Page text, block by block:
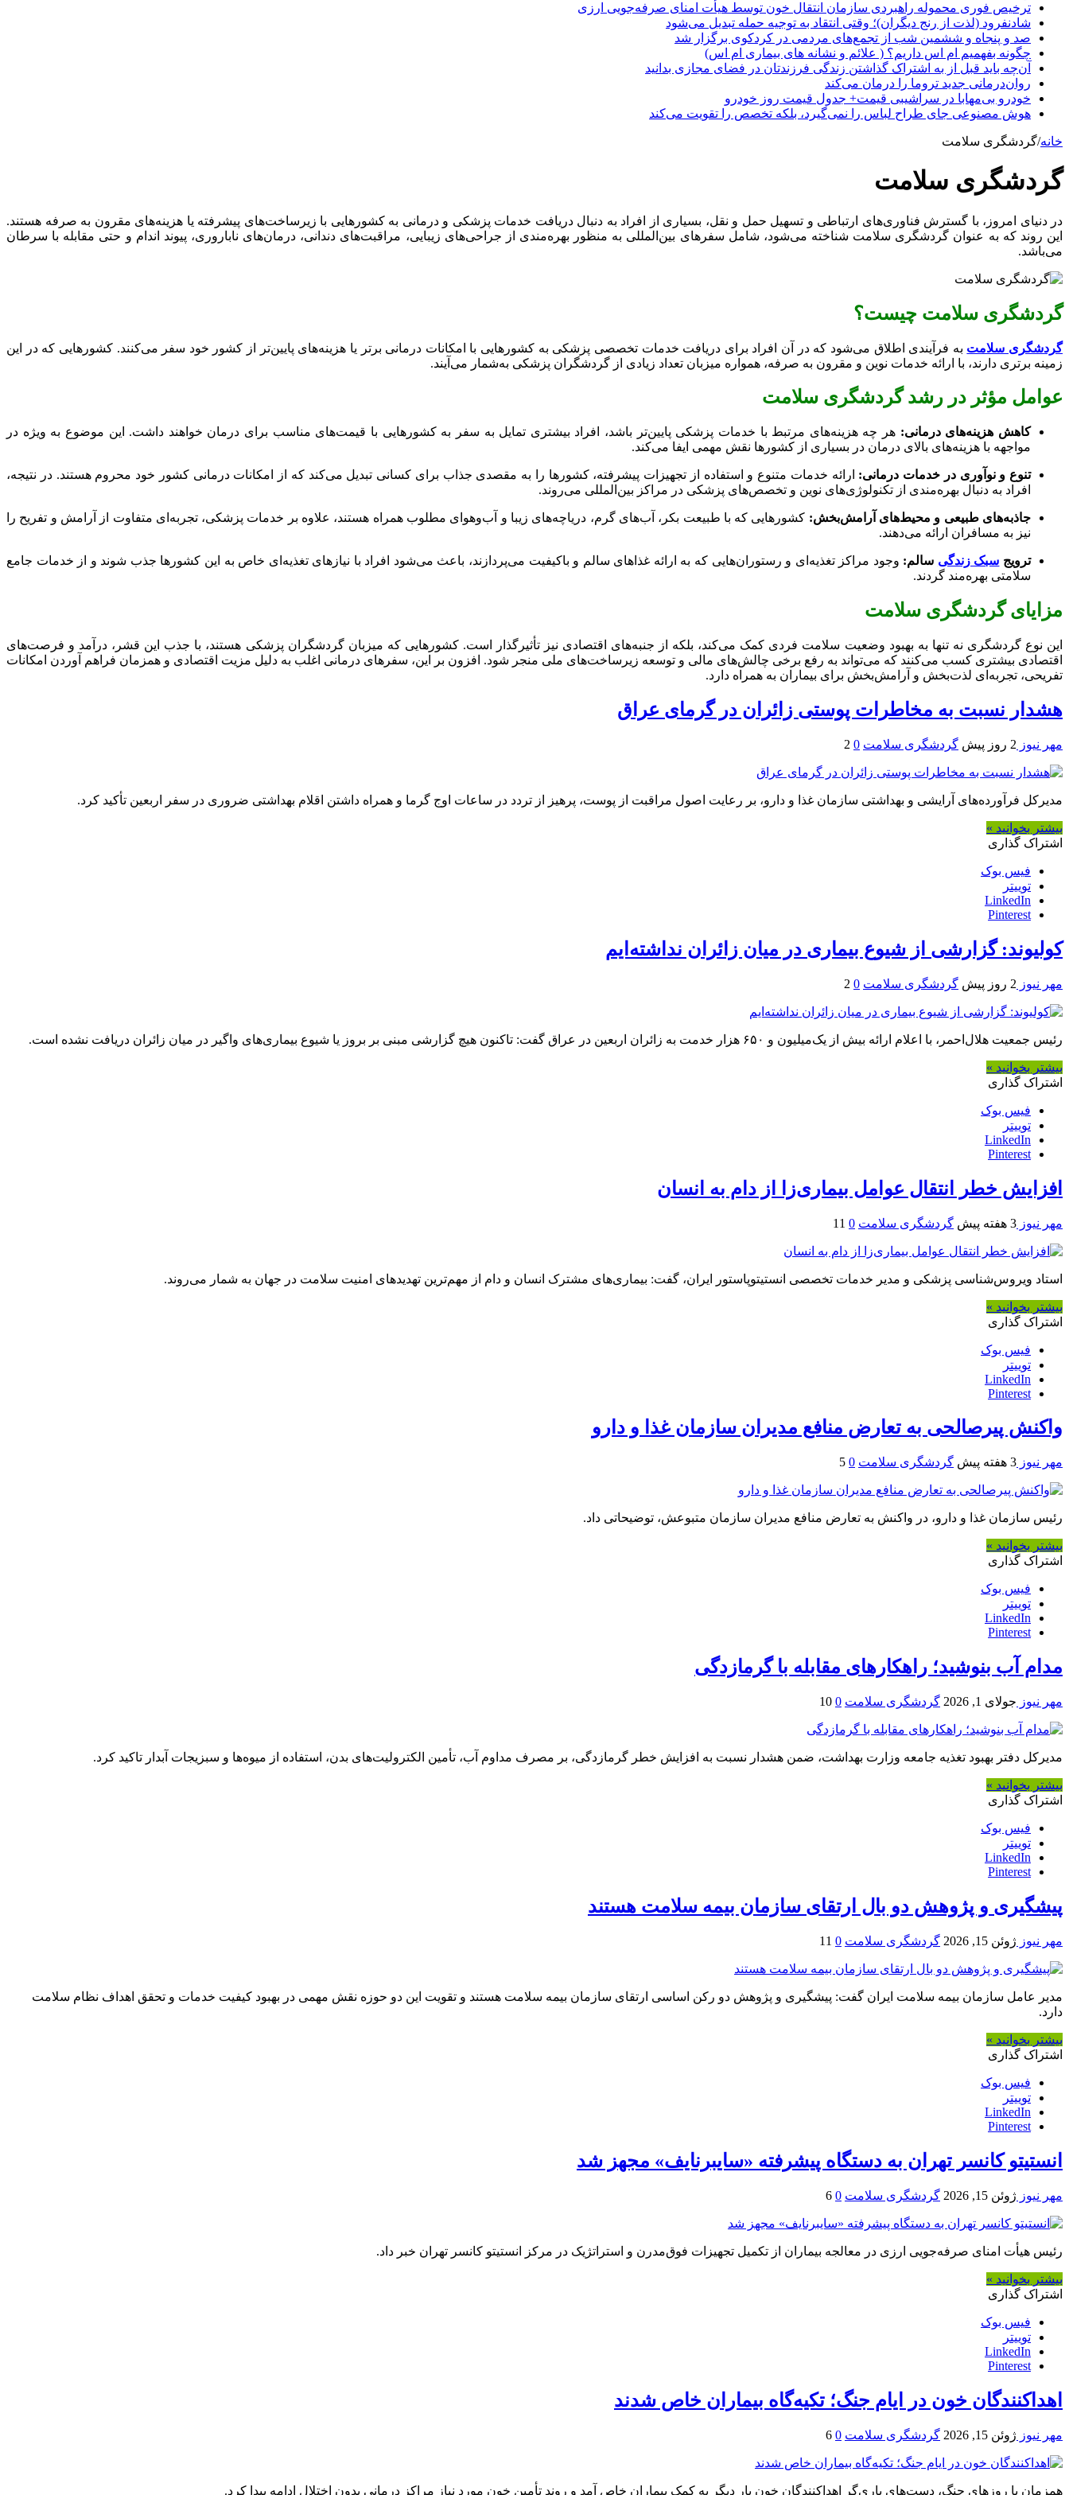
ترخیص فوری محموله راهبردی سازمان انتقال خون توسط هیأت امنای صرفه‌جویی ارزی
شادنفرود (لذت از رنج دیگران)؛ وقتی انتقاد به توجیه حمله تبدیل می‌شود
صد و پنجاه‌ و ششمین شب از تجمع‌های مردمی در کردکوی برگزار شد
چگونه بفهمیم ام اس داریم؟ ( علائم و نشانه های بیماری ام اس)
آن‌چه باید قبل از به اشتراک گذاشتن زندگی فرزندتان در فضای مجازی بدانید
روان‌درمانی جدید تروما را درمان می‌کند
خودرو بی‌مهابا در سراشیبی قیمت+ جدول قیمت روز خودرو
هوش مصنوعی جای طراح لباس را نمی‌گیرد، بلکه تخصص را تقویت می‌کند
خانه/گردشگری سلامت
گردشگری سلامت
در دنیای امروز، با گسترش فناوری‌های ارتباطی و تسهیل حمل و نقل، بسیاری از افراد به دنبال دریافت خدمات پزشکی و درمانی به کشورهایی با زیرساخت‌های پیشرفته یا هزینه‌های مقرون به صرفه هستند.
این روند که به عنوان گردشگری سلامت شناخته می‌شود، شامل سفرهای بین‌المللی به منظور بهره‌مندی از جراحی‌های زیبایی، مراقبت‌های دندانی، درمان‌های ناباروری، پیوند اندام و حتی مقابله با سرطان
می‌باشد.
گردشگری سلامت چیست؟
گردشگری سلامت به فرآیندی اطلاق می‌شود که در آن افراد برای دریافت خدمات تخصصی پزشکی به کشورهایی با امکانات درمانی برتر یا هزینه‌های پایین‌تر از کشور خود سفر می‌کنند. کشورهایی که در این
زمینه برتری دارند، با ارائه خدمات نوین و مقرون به صرفه، همواره میزبان تعداد زیادی از گردشگران پزشکی به‌شمار می‌آیند.
عوامل مؤثر در رشد گردشگری سلامت
کاهش هزینه‌های درمانی: هر چه هزینه‌های مرتبط با خدمات پزشکی پایین‌تر باشد، افراد بیشتری تمایل به سفر به کشورهایی با قیمت‌های مناسب برای درمان خواهند داشت. این موضوع به ویژه در
مواجهه با هزینه‌های بالای درمان در بسیاری از کشورها نقش مهمی ایفا می‌کند.
تنوع و نوآوری در خدمات درمانی: ارائه خدمات متنوع و استفاده از تجهیزات پیشرفته، کشورها را به مقصدی جذاب برای کسانی تبدیل می‌کند که از امکانات درمانی کشور خود محروم هستند. در نتیجه،
افراد به دنبال بهره‌مندی از تکنولوژی‌های نوین و تخصص‌های پزشکی در مراکز بین‌المللی می‌روند.
جاذبه‌های طبیعی و محیط‌های آرامش‌بخش: کشورهایی که با طبیعت بکر، آب‌های گرم، دریاچه‌های زیبا و آب‌وهوای مطلوب همراه هستند، علاوه بر خدمات پزشکی، تجربه‌ای متفاوت از آرامش و تفریح را
نیز به مسافران ارائه می‌دهند.
ترویج سبک زندگی سالم: وجود مراکز تغذیه‌ای و رستوران‌هایی که به ارائه غذاهای سالم و باکیفیت می‌پردازند، باعث می‌شود افراد با نیازهای تغذیه‌ای خاص به این کشورها جذب شوند و از خدمات جامع
سلامتی بهره‌مند گردند.
مزایای گردشگری سلامت
این نوع گردشگری نه تنها به بهبود وضعیت سلامت فردی کمک می‌کند، بلکه از جنبه‌های اقتصادی نیز تأثیرگذار است. کشورهایی که میزبان گردشگران پزشکی هستند، با جذب این قشر، درآمد و فرصت‌های
اقتصادی بیشتری کسب می‌کنند که می‌تواند به رفع برخی چالش‌های مالی و توسعه زیرساخت‌های ملی منجر شود. افزون بر این، سفرهای درمانی اغلب به دلیل مزیت اقتصادی و همزمان فراهم آوردن امکانات
تفریحی، تجربه‌ای لذت‌بخش و آرامش‌بخش برای بیماران به همراه دارد.
هشدار نسبت به مخاطرات پوستی زائران در گرمای عراق
مهر نیوز 2 روز پیش گردشگری سلامت 0
2
مدیرکل فرآورده‌های آرایشی و بهداشتی سازمان غذا و دارو، بر رعایت اصول مراقبت از پوست، پرهیز از تردد در ساعات اوج گرما و همراه داشتن اقلام بهداشتی ضروری در سفر اربعین تأکید کرد.
بیشتر بخوانید »
اشتراک گذاری
فیس بوک
توییتر
LinkedIn
Pinterest
کولیوند: گزارشی از شیوع بیماری در میان زائران نداشته‌ایم
مهر نیوز 2 روز پیش گردشگری سلامت 0
2
رئیس جمعیت هلال‌احمر، با اعلام ارائه بیش از یک‌میلیون و ۶۵۰ هزار خدمت به زائران اربعین در عراق گفت: تاکنون هیچ گزارشی مبنی بر بروز یا شیوع بیماری‌های واگیر در میان زائران دریافت نشده است.
بیشتر بخوانید »
اشتراک گذاری
فیس بوک
توییتر
LinkedIn
Pinterest
افزایش خطر انتقال عوامل بیماری‌زا از دام به انسان
مهر نیوز 3 هفته پیش گردشگری سلامت 0
11
استاد ویروس‌شناسی پزشکی و مدیر خدمات تخصصی انستیتوپاستور ایران، گفت: بیماری‌های مشترک انسان و دام از مهم‌ترین تهدیدهای امنیت سلامت در جهان به شمار می‌روند.
بیشتر بخوانید »
اشتراک گذاری
فیس بوک
توییتر
LinkedIn
Pinterest
واکنش پیرصالحی به تعارض منافع مدیران سازمان غذا و دارو
مهر نیوز 3 هفته پیش گردشگری سلامت 0
5
رئیس سازمان غذا و دارو، در واکنش به تعارض منافع مدیران سازمان متبوعش، توضیحاتی داد.
بیشتر بخوانید »
اشتراک گذاری
فیس بوک
توییتر
LinkedIn
Pinterest
مدام آب بنوشید؛ راهکارهای مقابله با گرمازدگی
مهر نیوز جولای 1, 2026 گردشگری سلامت 0
10
مدیرکل دفتر بهبود تغذیه جامعه وزارت بهداشت، ضمن هشدار نسبت به افزایش خطر گرمازدگی، بر مصرف مداوم آب، تأمین الکترولیت‌های بدن، استفاده از میوه‌ها و سبزیجات آبدار تاکید کرد.
بیشتر بخوانید »
اشتراک گذاری
فیس بوک
توییتر
LinkedIn
Pinterest
پیشگیری و پژوهش دو بال ارتقای سازمان بیمه سلامت هستند
مهر نیوز ژوئن 15, 2026 گردشگری سلامت 0
11
مدیر عامل سازمان بیمه سلامت ایران گفت: پیشگیری و پژوهش دو رکن اساسی ارتقای سازمان بیمه سلامت هستند و تقویت این دو حوزه نقش مهمی در بهبود کیفیت خدمات و تحقق اهداف نظام سلامت
دارد.
بیشتر بخوانید »
اشتراک گذاری
فیس بوک
توییتر
LinkedIn
Pinterest
انستیتو کانسر تهران به دستگاه پیشرفته «سایبرنایف» مجهز شد
مهر نیوز ژوئن 15, 2026 گردشگری سلامت 0
6
رئیس هیأت امنای صرفه‌جویی ارزی در معالجه بیماران از تکمیل تجهیزات فوق‌مدرن و استراتژیک در مرکز انستیتو کانسر تهران خبر داد.
بیشتر بخوانید »
اشتراک گذاری
فیس بوک
توییتر
LinkedIn
Pinterest
اهداکنندگان خون در ایام جنگ؛ تکیه‌گاه بیماران خاص شدند
مهر نیوز ژوئن 15, 2026 گردشگری سلامت 0
6
همزمان با روزهای جنگ، دست‌های یاری‌گر اهداکنندگان خون بار دیگر به کمک بیماران خاص آمد و روند تأمین خون مورد نیاز مراکز درمانی بدون اختلال ادامه پیدا کرد.